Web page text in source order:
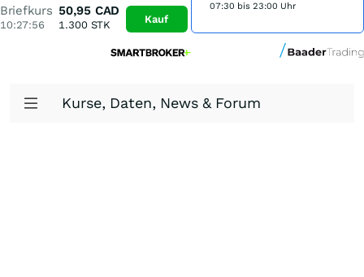
Briefkurs
10:27:56
50,95 CAD
1.300STK Kauf
07:30 bis 23:00 Uhr
Kurse, Daten, News & Forum